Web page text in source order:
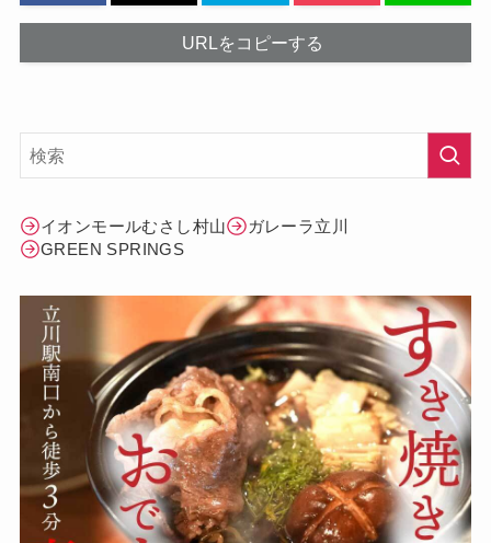
URLをコピーする
イオンモールむさし村山
ガレーラ立川
GREEN SPRINGS